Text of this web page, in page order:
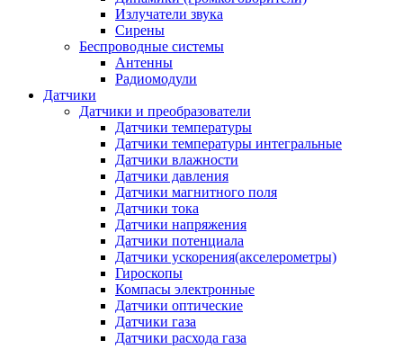
Излучатели звука
Сирены
Беспроводные системы
Антенны
Радиомодули
Датчики
Датчики и преобразователи
Датчики температуры
Датчики температуры интегральные
Датчики влажности
Датчики давления
Датчики магнитного поля
Датчики тока
Датчики напряжения
Датчики потенциала
Датчики ускорения(акселерометры)
Гироскопы
Компасы электронные
Датчики оптические
Датчики газа
Датчики расхода газа